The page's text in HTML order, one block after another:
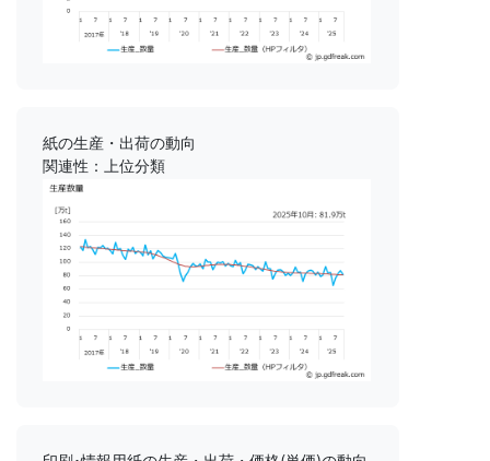
紙の生産・出荷の動向
関連性：上位分類